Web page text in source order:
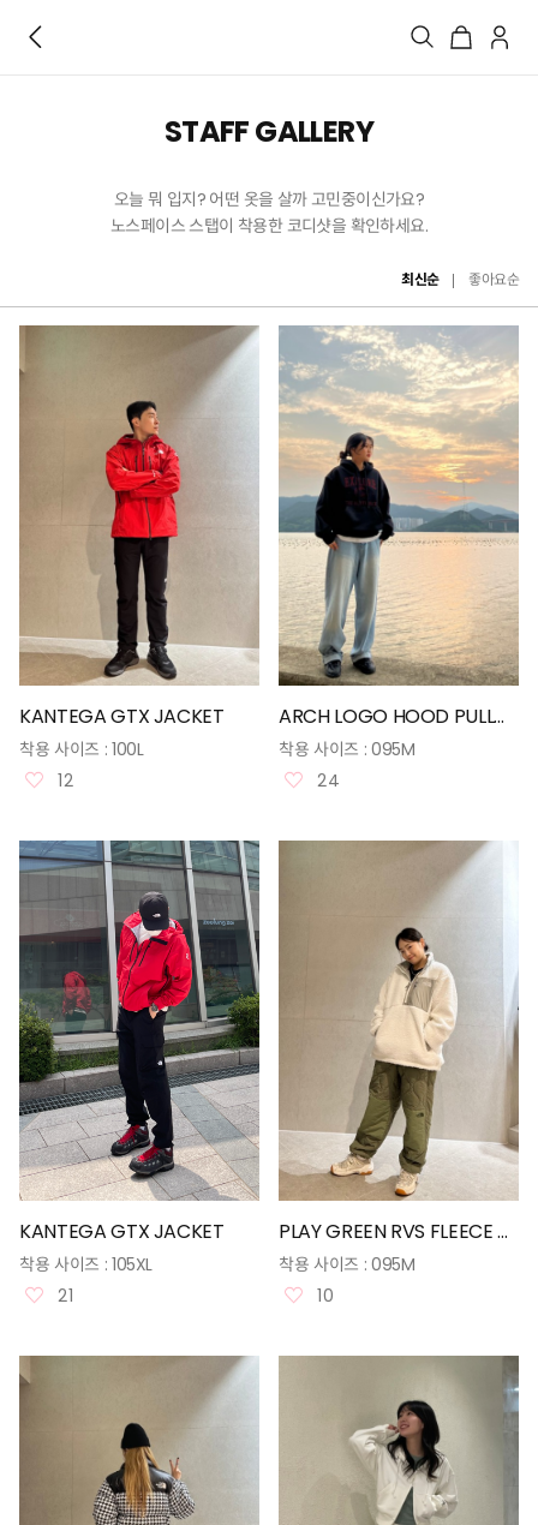
STAFF GALLERY
오늘 뭐 입지? 어떤 옷을 살까 고민중이신가요?
노스페이스 스탭이 착용한 코디샷을 확인하세요.
최신순 좋아요순
KANTEGA GTX JACKET
착용 사이즈 : 100L
12
ARCH LOGO HOOD PULLOVER
착용 사이즈 : 095M
24
KANTEGA GTX JACKET
착용 사이즈 : 105XL
21
PLAY GREEN RVS FLEECE ANORAK
착용 사이즈 : 095M
10